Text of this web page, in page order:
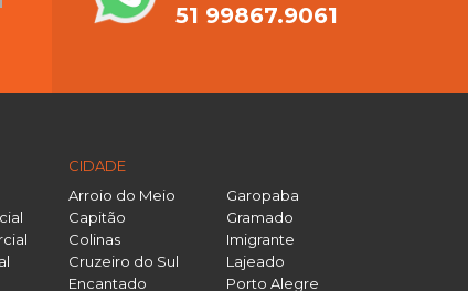
51 99867.9061
CIDADE
Arroio do Meio
Capitão
Colinas
Cruzeiro do Sul
Encantado
Garopaba
Gramado
Imigrante
Lajeado
Porto Alegre